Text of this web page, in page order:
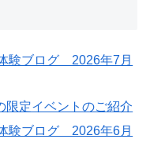
験ブログ 2026年7月
定イベントのご紹介
験ブログ 2026年6月